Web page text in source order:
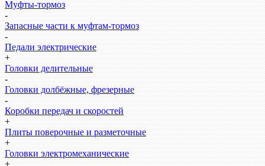
Муфты-тормоз
-
Запасные части к муфтам-тормоз
-
Педали электрические
+
Головки делительные
-
Головки долбёжные, фрезерные
-
Коробки передач и скоростей
+
Плиты поверочные и разметочные
+
Головки электромеханические
+